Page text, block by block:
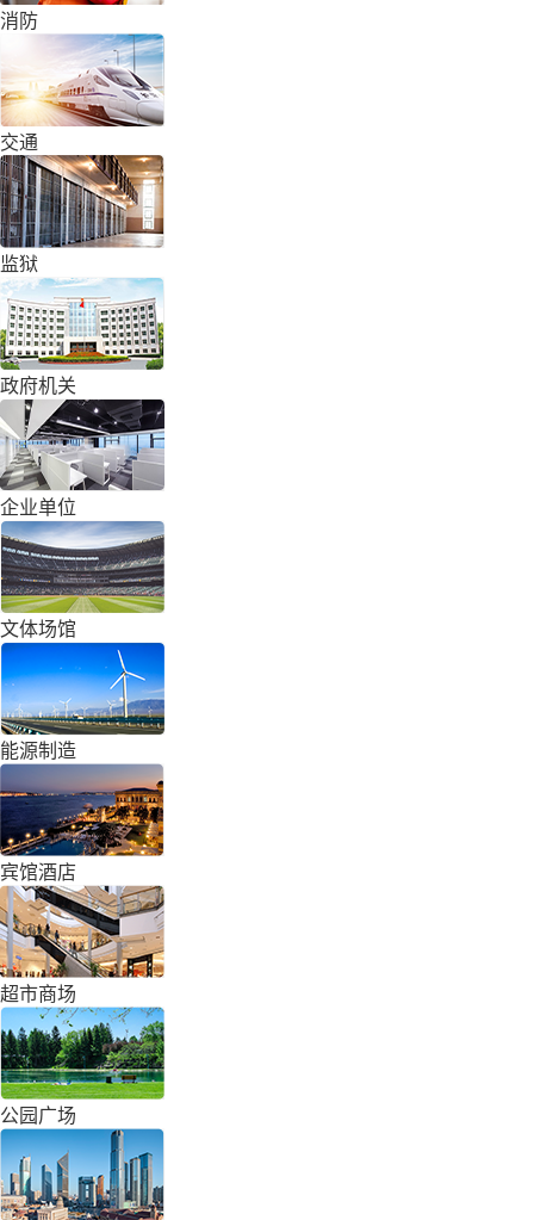
消防
交通
监狱
政府机关
企业单位
文体场馆
能源制造
宾馆酒店
超市商场
公园广场